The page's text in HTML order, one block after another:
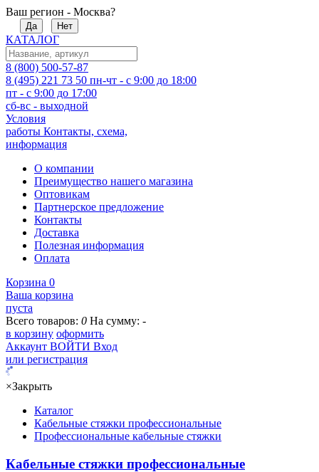
Ваш регион - Москва?
Да Нет
КАТАЛОГ
8 (800) 500-57-87
8 (495) 221 73 50 пн-чт - с 9:00 до 18:00
пт - с 9:00 до 17:00
сб-вс - выходной
Условия
работы Контакты, схема,
информация
О компании
Преимущество нашего магазина
Оптовикам
Партнерское предложение
Контакты
Доставка
Полезная информация
Оплата
Корзина 0
Ваша корзина
пуста
Всего товаров: 0 На сумму: -
в корзину оформить
Аккаунт ВОЙТИ Вход
или регистрация
×Закрыть
Каталог
Кабельные стяжки профессиональные
Профессиональные кабельные стяжки
Кабельные стяжки профессиональные